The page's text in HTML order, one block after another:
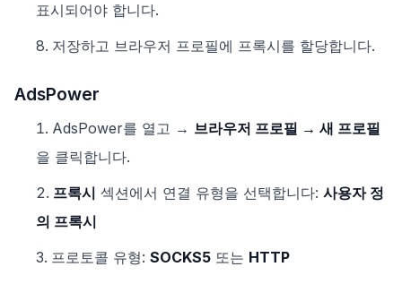
표시되어야 합니다.
저장하고 브라우저 프로필에 프록시를 할당합니다.
AdsPower
AdsPower를 열고 → 브라우저 프로필 → 새 프로필
을 클릭합니다.
프록시 섹션에서 연결 유형을 선택합니다: 사용자 정
의 프록시
프로토콜 유형: SOCKS5 또는 HTTP